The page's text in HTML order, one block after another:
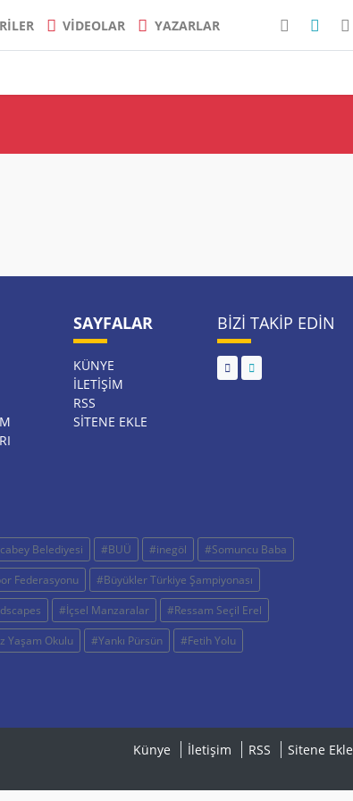
VİDEOLAR YAZARLAR
SAYFALAR
KÜNYE
İLETIŞIM
RSS
SITENE EKLE
BIZI TAKIP EDIN
Belediyesi #BUÜ #inegöl
#Somuncu Baba
Federasyonu
#Büyükler Türkiye Şampiyonası
#İçsel Manzaralar
#Ressam Seçil Erel
Yaşam Okulu #Yankı Pürsün #Fetih Yolu
Künye İletişim RSS Sitene Ekle